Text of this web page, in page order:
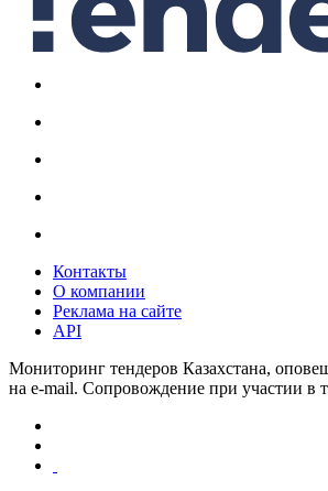
Контакты
О компании
Реклама на сайте
API
Мониторинг тендеров Казахстана,
на e-mail. Сопровождение при участии в